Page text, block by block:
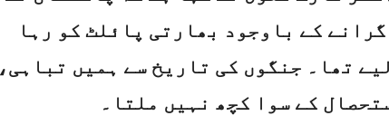
کے باوجود بھارتی پائلٹ کو رہا
تھا۔ جنگوں کی تاریخ سے ہمیں تباہی،
کے سوا کچھ نہیں ملتا۔